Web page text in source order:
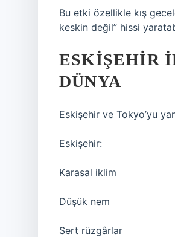
Bu etki özellikle kış
keskin değil” hissi
ESKIŞEHIR
DÜNYA
Eskişehir ve Tokyo’yu
Eskişehir:
Karasal iklim
Düşük nem
Sert rüzgârlar